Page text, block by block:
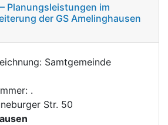
Planungsleistungen im
der GS Amelinghausen
Samtgemeinde
.
Str. 50